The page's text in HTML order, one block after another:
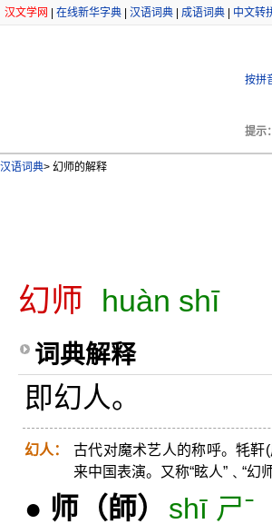
汉文学网 在线新华字典 汉语词典 成语词典 中文转
按拼
提示：
汉语词典> 幻师的解释
幻师 huàn shī
词典解释
即幻人。
幻人：
古代对魔术艺人的称呼。牦
来中国表演。又称“眩人”﹑“幻师
● 师 （師）
shī ㄕˉ